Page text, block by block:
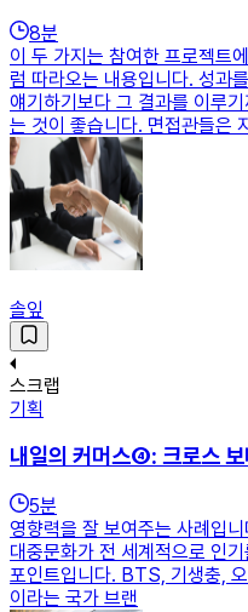
8분
이 두 가지는 참여한 프로젝트
럼 따라오는 내용입니다. 성과
얘기하기보다 그 결과를 이루
는 것이 좋습니다. 면접관들은
솔잎
스크랩
기획
내일의 커머스④: 크로스
5분
영향력을 잘 보여주는 사례입
대중문화가 전 세계적으로 인
포인트입니다. BTS, 기생충,
이라는 국가 브랜